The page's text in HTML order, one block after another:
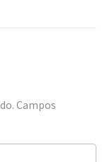
Campos